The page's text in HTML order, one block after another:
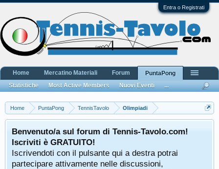
Entra o Registrati
Home PuntaPong TennisTavolo Olimpiadi
Benvenuto/a sul forum di Tennis-Tavolo.com!
Iscriviti è GRATUITO!
Iscrivendoti con il pulsante qui a destra potrai
partecipare attivamente nelle discussioni,
Home Mercatino Materiali Forum
PuntaPong
Statistiche
Most Active Members Nuovi Eventi ...